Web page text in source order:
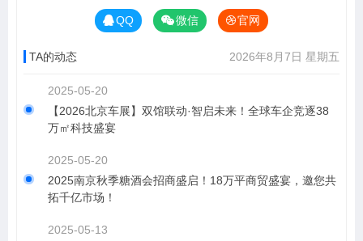
QQ 微信 官网
TA的动态 2026年8月7日 星期五
2025-05-20
【2026北京车展】双馆联动·智启未来！全球车企竞逐38
万㎡科技盛宴
2025-05-20
2025南京秋季糖酒会招商盛启！18万平商贸盛宴，邀您共
拓千亿市场！
2025-05-13